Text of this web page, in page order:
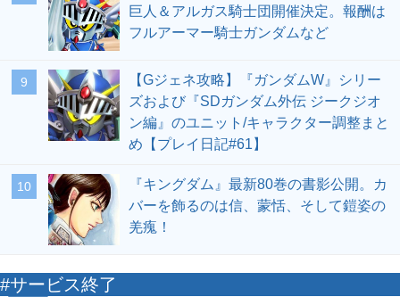
巨人＆アルガス騎士団開催決定。報酬は
フルアーマー騎士ガンダムなど
9
【Gジェネ攻略】『ガンダムW』シリー
ズおよび『SDガンダム外伝 ジークジオ
ン編』のユニット/キャラクター調整まと
め【プレイ日記#61】
10
『キングダム』最新80巻の書影公開。カ
バーを飾るのは信、蒙恬、そして鎧姿の
羌瘣！
#サービス終了